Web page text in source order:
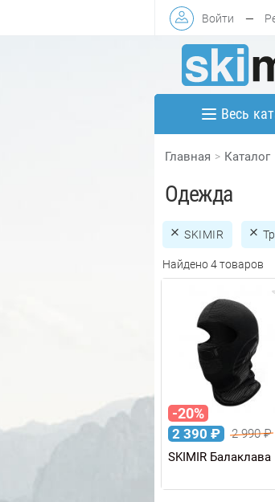
Войти —
Весь
Главная Каталог
Одежда
SKIMIR
Найдено 4 товаров
-20%
2 390 ₽ 2 990₽
SKIMIR Балаклава